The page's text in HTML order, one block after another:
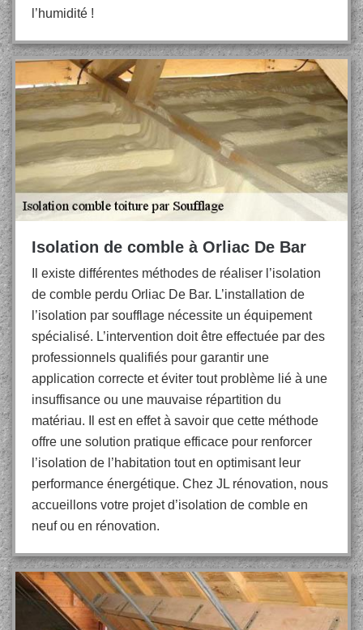
l’humidité !
Isolation de comble à Orliac De Bar
Il existe différentes méthodes de réaliser l’isolation
de comble perdu Orliac De Bar. L’installation de
l’isolation par soufflage nécessite un équipement
spécialisé. L’intervention doit être effectuée par des
professionnels qualifiés pour garantir une
application correcte et éviter tout problème lié à une
insuffisance ou une mauvaise répartition du
matériau. Il est en effet à savoir que cette méthode
offre une solution pratique efficace pour renforcer
l’isolation de l’habitation tout en optimisant leur
performance énergétique. Chez JL rénovation, nous
accueillons votre projet d’isolation de comble en
neuf ou en rénovation.